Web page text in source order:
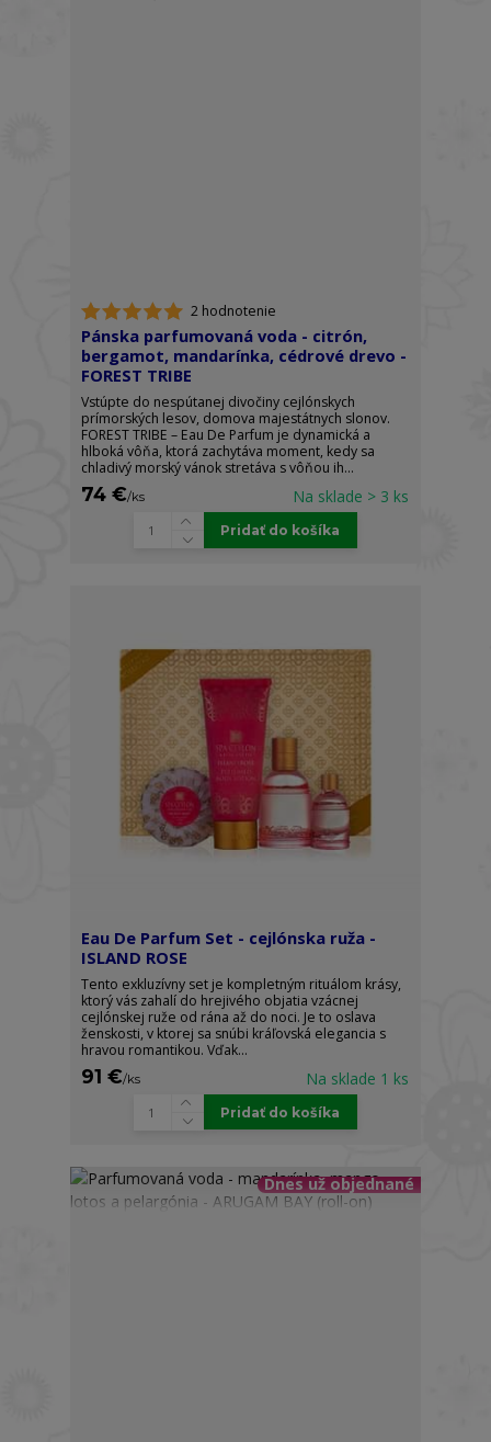
2 hodnotenie
Pánska parfumovaná voda - citrón,
bergamot, mandarínka, cédrové drevo -
FOREST TRIBE
Vstúpte do nespútanej divočiny cejlónskych
prímorských lesov, domova majestátnych slonov.
FOREST TRIBE – Eau De Parfum je dynamická a
hlboká vôňa, ktorá zachytáva moment, kedy sa
chladivý morský vánok stretáva s vôňou ih...
74 €/ks Na sklade > 3 ks
Pridať do košíka
Eau De Parfum Set - cejlónska ruža -
ISLAND ROSE
Tento exkluzívny set je kompletným rituálom krásy,
ktorý vás zahalí do hrejivého objatia vzácnej
cejlónskej ruže od rána až do noci. Je to oslava
ženskosti, v ktorej sa snúbi kráľovská elegancia s
hravou romantikou. Vďak...
91 €/ks Na sklade 1 ks
Pridať do košíka
Dnes už objednané